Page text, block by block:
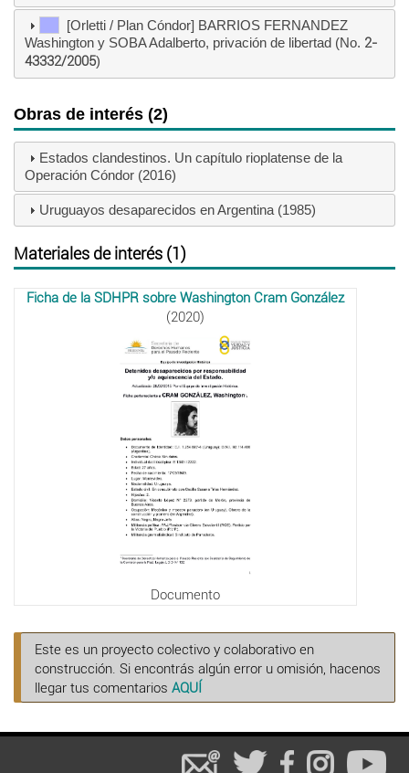
[Orletti / Plan Cóndor] BARRIOS FERNANDEZ
Washington y SOBA Adalberto, privación de libertad (No. 2-
43332/2005)
Obras de interés (2)
Estados clandestinos. Un capítulo rioplatense de la
Operación Cóndor (2016)
Uruguayos desaparecidos en Argentina (1985)
Materiales de interés (1)
Ficha de la SDHPR sobre Washington Cram González
(2020)
Documento
Este es un proyecto colectivo y colaborativo en
construcción. Si encontrás algún error u omisión, hacenos
llegar tus comentarios AQUÍ